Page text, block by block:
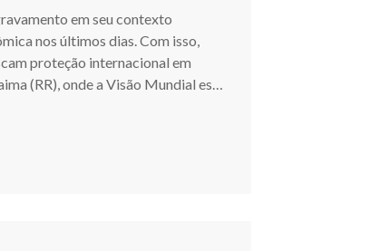
em seu contexto
nos últimos dias. Com isso,
proteção internacional em
(RR), onde a Visão Mundial es